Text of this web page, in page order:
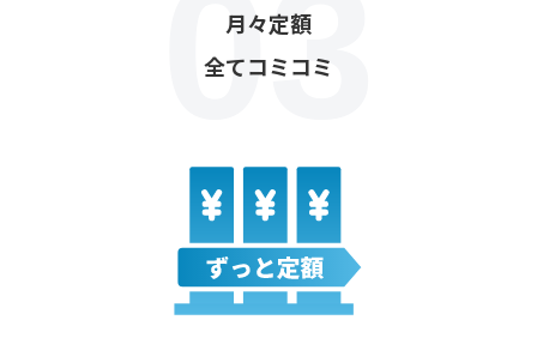
月々定額
全てコミコミ